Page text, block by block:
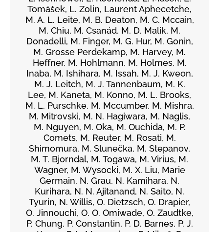
Tomášek, L. Zolin, Laurent Aphecetche,
M. A. L. Leite, M. B. Deaton, M. C. Mccain,
M. Chiu, M. Csanád, M. D. Malik, M.
Donadelli, M. Finger, M. G. Hur, M. Gonin,
M. Grosse Perdekamp, M. Harvey, M.
Heffner, M. Hohlmann, M. Holmes, M.
Inaba, M. Ishihara, M. Issah, M. J. Kweon,
M. J. Leitch, M. J. Tannenbaum, M. K.
Lee, M. Kaneta, M. Konno, M. L. Brooks,
M. L. Purschke, M. Mccumber, M. Mishra,
M. Mitrovski, M. N. Hagiwara, M. Naglis,
M. Nguyen, M. Oka, M. Ouchida, M. P.
Comets, M. Reuter, M. Rosati, M.
Shimomura, M. Slunečka, M. Stepanov,
M. T. Bjorndal, M. Togawa, M. Virius, M.
Wagner, M. Wysocki, M. X. Liu, Marie
Germain, N. Grau, N. Kamihara, N.
Kurihara, N. N. Ajitanand, N. Saito, N.
Tyurin, N. Willis, O. Dietzsch, O. Drapier,
O. Jinnouchi, O. O. Omiwade, O. Zaudtke,
P. Chung, P. Constantin, P. D. Barnes, P. J.